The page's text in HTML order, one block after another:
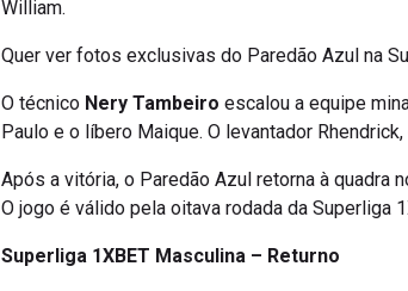
William.
Quer ver fotos exclusivas do Paredão Azul na
O técnico Nery Tambeiro escalou a equipe
Paulo e o líbero Maique. O levantador
Após a vitória, o Paredão Azul retorna à quadra
O jogo é válido pela oitava rodada da Superliga
Superliga 1XBET Masculina – Returno